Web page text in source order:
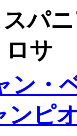
スパ
ロサ
ン・
ンピ